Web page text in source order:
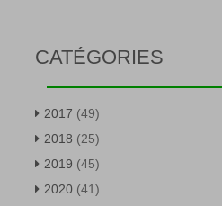
CATÉGORIES
2017 (49)
2018 (25)
2019 (45)
2020(41)